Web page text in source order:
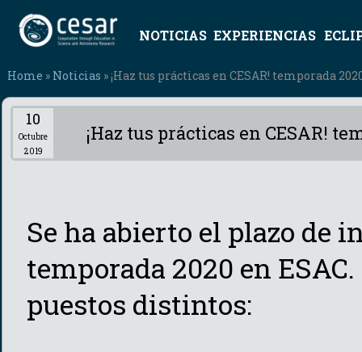
NOTICIAS EXPERIENCIAS
Home » Noticias » ¡Haz tus prácticas en CESAR! temporada
10
Octubre
2019
¡Haz tus prácticas en CESAR!
Se ha abierto el plazo de
temporada 2020 en
puestos distintos: